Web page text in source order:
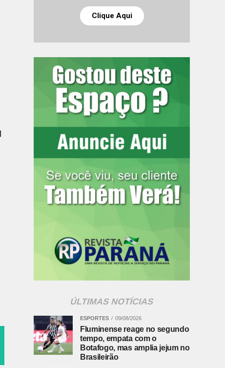
Clique Aqui
ÚLTIMAS NOTÍCIAS
ESPORTES 09/08/2026
Fluminense reage no segundo
tempo, empata com o
Botafogo, mas amplia jejum no
Brasileirão